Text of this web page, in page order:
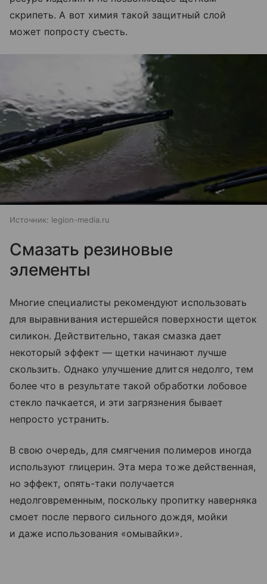
скрипеть. А вот химия такой защитный слой
может попросту съесть.
Источник: legion-media.ru
Смазать резиновые
элементы
Многие специалисты рекомендуют использовать
для выравнивания истершейся поверхности щеток
силикон. Действительно, такая смазка дает
некоторый эффект — щетки начинают лучше
скользить. Однако улучшение длится недолго, тем
более что в результате такой обработки лобовое
стекло пачкается, и эти загрязнения бывает
непросто устранить.
В свою очередь, для смягчения полимеров иногда
используют глицерин. Эта мера тоже действенная,
но эффект, опять-таки получается
недолговременным, поскольку пропитку наверняка
смоет после первого сильного дождя, мойки
и даже использования «омывайки».